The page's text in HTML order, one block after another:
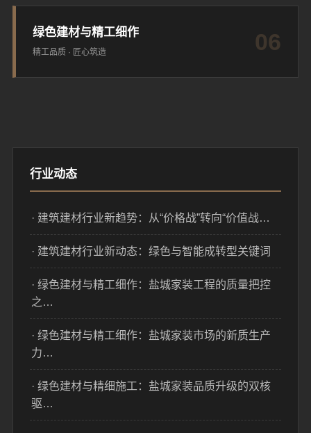
06
绿色建材与精工细作
精工品质 · 匠心筑造
行业动态
· 建筑建材行业新趋势：从“价格战”转向“价值战…
· 建筑建材行业新动态：绿色与智能成转型关键词
· 绿色建材与精工细作：盐城家装工程的质量把控
之…
· 绿色建材与精工细作：盐城家装市场的新质生产
力…
· 绿色建材与精细施工：盐城家装品质升级的双核
驱…